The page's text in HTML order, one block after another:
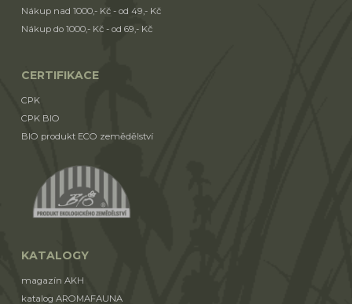
Nákup nad 1000,- Kč - od 49,- Kč
Nákup do 1000,- Kč - od 69,- Kč
CERTIFIKACE
CPK
CPK BIO
BIO produkt ECO zemědělství
KATALOGY
magazín AKH
katalog AROMAFAUNA